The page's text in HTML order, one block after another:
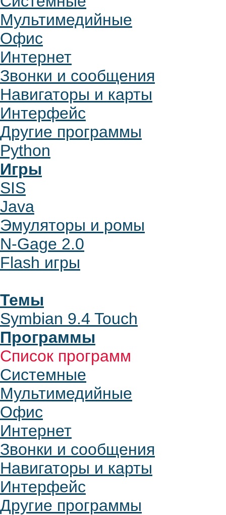
Мультимедийные
Офис
Интернет
Звонки и сообщения
Навигаторы и карты
Интерфейс
Другие программы
Python
Игры
SIS
Java
Эмуляторы и ромы
N-Gage 2.0
Flash игры
Темы
Symbian 9.4 Touch
Программы
Список программ
Системные
Мультимедийные
Офис
Интернет
Звонки и сообщения
Навигаторы и карты
Интерфейс
Другие программы